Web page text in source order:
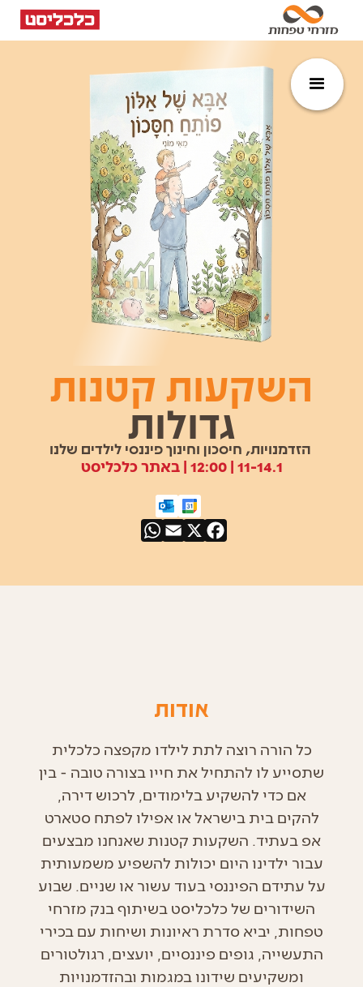
השקעות
השקעות קטנות
גדולות
הזדמנויות, חיסכון וחינוך פיננסי לילדים שלנו
11-14.1 | 12:00 | באתר כלכליסט
Facebook
X
Email
WhatsApp
אודות
כל הורה רוצה לתת לילדו מקפצה כלכלית
שתסייע לו להתחיל את חייו בצורה טובה - בין
אם כדי להשקיע בלימודים, לרכוש דירה,
להקים בית בישראל או אפילו לפתח סטארט
אפ בעתיד. השקעות קטנות שאנחנו מבצעים
עבור ילדינו היום יכולות להשפיע משמעותית
על עתידם הפיננסי בעוד עשור או שניים. שבוע
השידורים של כלכליסט בשיתוף בנק מזרחי
טפחות, יביא סדרת ראיונות ושיחות עם בכירי
התעשייה, גופים פיננסיים, יועצים, רגולטורים
ומשקיעים שידונו במגמות ובהזדמנויות